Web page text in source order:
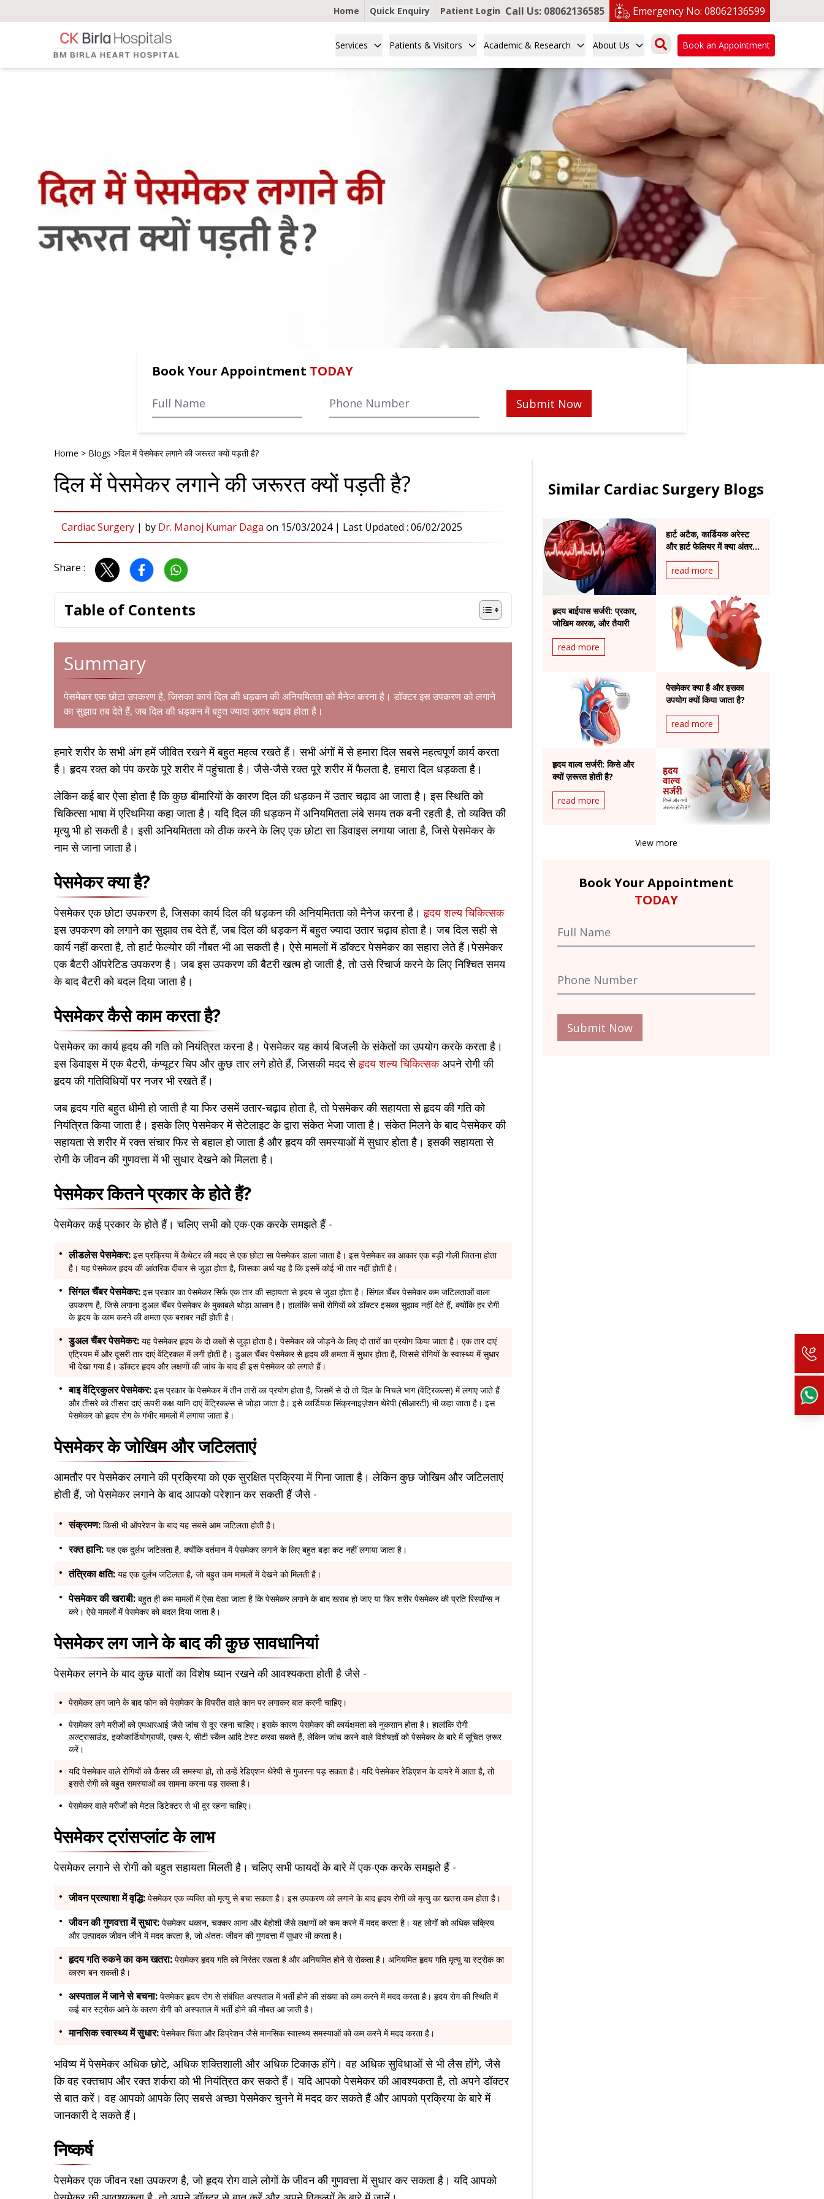
Home Quick Enquiry Patient Login Call Us: 08062136585 Emergency No: 08062136599
Services Patients & Visitors Academic & Research About Us Book an Appointment
Book Your Appointment TODAY
Submit Now
Home > Blogs >दिल में पेसमेकर लगाने की जरूरत क्यों पड़ती है?
दिल में पेसमेकर लगाने की जरूरत क्यों पड़ती है?
Cardiac Surgery | by Dr. Manoj Kumar Daga on 15/03/2024| Last Updated : 06/02/2025
Share :
Table of Contents
Summary
पेसमेकर एक छोटा उपकरण है, जिसका कार्य दिल की धड़कन की अनियमितता को मैनेज करना है। डॉक्टर इस उपकरण को लगाने
का सुझाव तब देते हैं, जब दिल की धड़कन में बहुत ज्यादा उतार चढ़ाव होता है।
हमारे शरीर के सभी अंग हमें जीवित रखने में बहुत महत्व रखते हैं। सभी अंगों में से हमारा दिल सबसे महत्वपूर्ण कार्य करता
है। हृदय रक्त को पंप करके पूरे शरीर में पहुंचाता है। जैसे-जैसे रक्त पूरे शरीर में फैलता है, हमारा दिल धड़कता है।
लेकिन कई बार ऐसा होता है कि कुछ बीमारियों के कारण दिल की धड़कन में उतार चढ़ाव आ जाता है। इस स्थिति को
चिकित्सा भाषा में एरिथमिया कहा जाता है। यदि दिल की धड़कन में अनियमितता लंबे समय तक बनी रहती है, तो व्यक्ति की
मृत्यु भी हो सकती है। इसी अनियमितता को ठीक करने के लिए एक छोटा सा डिवाइस लगाया जाता है, जिसे पेसमेकर के
नाम से जाना जाता है।
पेसमेकर क्या है?
पेसमेकर एक छोटा उपकरण है, जिसका कार्य दिल की धड़कन की अनियमितता को मैनेज करना है।हृदय शल्य चिकित्सक
इस उपकरण को लगाने का सुझाव तब देते हैं, जब दिल की धड़कन में बहुत ज्यादा उतार चढ़ाव होता है। जब दिल सही से
कार्य नहीं करता है, तो हार्ट फेल्योर की नौबत भी आ सकती है। ऐसे मामलों में डॉक्टर पेसमेकर का सहारा लेते हैं।पेसमेकर
एक बैटरी ऑपरेटिड उपकरण है। जब इस उपकरण की बैटरी खत्म हो जाती है, तो उसे रिचार्ज करने के लिए निश्चित समय
के बाद बैटरी को बदल दिया जाता है।
पेसमेकर कैसे काम करता है?
पेसमेकर का कार्य हृदय की गति को नियंत्रित करना है। पेसमेकर यह कार्य बिजली के संकेतों का उपयोग करके करता है।
इस डिवाइस में एक बैटरी, कंप्यूटर चिप और कुछ तार लगे होते हैं, जिसकी मदद सेहृदय शल्य चिकित्सकअपने रोगी की
हृदय की गतिविधियों पर नजर भी रखते हैं।
जब हृदय गति बहुत धीमी हो जाती है या फिर उसमें उतार-चढ़ाव होता है, तो पेसमेकर की सहायता से हृदय की गति को
नियंत्रित किया जाता है। इसके लिए पेसमेकर में सेटेलाइट के द्वारा संकेत भेजा जाता है। संकेत मिलने के बाद पेसमेकर की
सहायता से शरीर में रक्त संचार फिर से बहाल हो जाता है और हृदय की समस्याओं में सुधार होता है। इसकी सहायता से
रोगी के जीवन की गुणवत्ता में भी सुधार देखने को मिलता है।
पेसमेकर कितने प्रकार के होते हैं?
पेसमेकर कई प्रकार के होते हैं। चलिए सभी को एक-एक करके समझते हैं -
लीडलेस पेसमेकर: इस प्रक्रिया में कैथेटर की मदद से एक छोटा सा पेसमेकर डाला जाता है। इस पेसमेकर का आकार एक बड़ी गोली जितना होता
है। यह पेसमेकर हृदय की आंतरिक दीवार से जुड़ा होता है, जिसका अर्थ यह है कि इसमें कोई भी तार नहीं होती है।
सिंगल चैंबर पेसमेकर: इस प्रकार का पेसमेकर सिर्फ एक तार की सहायता से हृदय से जुड़ा होता है। सिंगल चैंबर पेसमेकर कम जटिलताओं वाला
उपकरण है, जिसे लगाना डुअल चैंबर पेसमेकर के मुकाबले थोड़ा आसान है। हालांकि सभी रोगियों को डॉक्टर इसका सुझाव नहीं देते हैं, क्योंकि हर रोगी
के हृदय के काम करने की क्षमता एक बराबर नहीं होती है।
डुअल चैंबर पेसमेकर: यह पेसमेकर हृदय के दो कक्षों से जुड़ा होता है। पेसमेकर को जोड़ने के लिए दो तारों का प्रयोग किया जाता है। एक तार दाएं
एट्रियम में और दूसरी तार दाएं वेंट्रिकल में लगी होती है। डुअल चैंबर पेसमेकर से हृदय की क्षमता में सुधार होता है, जिससे रोगियों के स्वास्थ्य में सुधार
भी देखा गया है। डॉक्टर हृदय और लक्षणों की जांच के बाद ही इस पेसमेकर को लगाते हैं।
बाइ वेंट्रिकुलर पेसमेकर: इस प्रकार के पेसमेकर में तीन तारों का प्रयोग होता है, जिसमें से दो तो दिल के निचले भाग (वेंट्रिकल्स) में लगाए जाते हैं
और तीसरे को तीसरा दाएं ऊपरी कक्ष यानि दाएं वेंट्रिकल्स से जोड़ा जाता है। इसे कार्डियक सिंक्रनाइज़ेशन थेरेपी (सीआरटी) भी कहा जाता है। इस
पेसमेकर को हृदय रोग के गंभीर मामलों में लगाया जाता है।
पेसमेकर के जोखिम और जटिलताएं
आमतौर पर पेसमेकर लगाने की प्रक्रिया को एक सुरक्षित प्रक्रिया में गिना जाता है। लेकिन कुछ जोखिम और जटिलताएं
होती हैं, जो पेसमेकर लगाने के बाद आपको परेशान कर सकती हैं जैसे -
संक्रमण: किसी भी ऑपरेशन के बाद यह सबसे आम जटिलता होती है।
रक्त हानि: यह एक दुर्लभ जटिलता है, क्योंकि वर्तमान में पेसमेकर लगाने के लिए बहुत बड़ा कट नहीं लगाया जाता है।
तंत्रिका क्षति: यह एक दुर्लभ जटिलता है, जो बहुत कम मामलों में देखने को मिलती है।
पेसमेकर की खराबी: बहुत ही कम मामलों में ऐसा देखा जाता है कि पेसमेकर लगाने के बाद खराब हो जाए या फिर शरीर पेसमेकर की प्रति रिस्पॉन्स न
करे। ऐसे मामलों में पेसमेकर को बदल दिया जाता है।
पेसमेकर लग जाने के बाद की कुछ सावधानियां
पेसमेकर लगने के बाद कुछ बातों का विशेष ध्यान रखने की आवश्यकता होती है जैसे -
पेसमेकर लग जाने के बाद फोन को पेसमेकर के विपरीत वाले कान पर लगाकर बात करनी चाहिए।
पेसमेकर लगे मरीजों को एमआरआई जैसे जांच से दूर रहना चाहिए। इसके कारण पेसमेकर की कार्यक्षमता को नुकसान होता है। हालांकि रोगी
अल्ट्रासाउंड, इकोकार्डियोग्राफी, एक्स-रे, सीटी स्कैन आदि टेस्ट करवा सकते हैं, लेकिन जांच करने वाले विशेषज्ञों को पेसमेकर के बारे में सूचित ज़रूर
करें।
यदि पेसमेकर वाले रोगियों को कैंसर की समस्या हो, तो उन्हें रेडिएशन थेरेपी से गुजरना पड़ सकता है। यदि पेसमेकर रेडिएशन के दायरे में आता है, तो
इससे रोगी को बहुत समस्याओं का सामना करना पड़ सकता है।
पेसमेकर वाले मरीजों को मेटल डिटेक्टर से भी दूर रहना चाहिए।
पेसमेकर ट्रांसप्लांट के लाभ
पेसमेकर लगाने से रोगी को बहुत सहायता मिलती है। चलिए सभी फायदों के बारे में एक-एक करके समझते हैं -
जीवन प्रत्याशा में वृद्धि: पेसमेकर एक व्यक्ति को मृत्यु से बचा सकता है। इस उपकरण को लगाने के बाद हृदय रोगी को मृत्यु का खतरा कम होता है।
जीवन की गुणवत्ता में सुधार: पेसमेकर थकान, चक्कर आना और बेहोशी जैसे लक्षणों को कम करने में मदद करता है। यह लोगों को अधिक सक्रिय
और उत्पादक जीवन जीने में मदद करता है, जो अंततः जीवन की गुणवत्ता में सुधार भी करता है।
हृदय गति रुकने का कम खतरा: पेसमेकर हृदय गति को निरंतर रखता है और अनियमित होने से रोकता है। अनियमित हृदय गति मृत्यु या स्ट्रोक का
कारण बन सकती है।
अस्पताल में जाने से बचना: पेसमेकर हृदय रोग से संबंधित अस्पताल में भर्ती होने की संख्या को कम करने में मदद करता है। हृदय रोग की स्थिति में
कई बार स्ट्रोक आने के कारण रोगी को अस्पताल में भर्ती होने की नौबत आ जाती है।
मानसिक स्वास्थ्य में सुधार: पेसमेकर चिंता और डिप्रेशन जैसे मानसिक स्वास्थ्य समस्याओं को कम करने में मदद करता है।
भविष्य में पेसमेकर अधिक छोटे, अधिक शक्तिशाली और अधिक टिकाऊ होंगे। वह अधिक सुविधाओं से भी लैस होंगे, जैसे
कि वह रक्तचाप और रक्त शर्करा को भी नियंत्रित कर सकते हैं। यदि आपको पेसमेकर की आवश्यकता है, तो अपने डॉक्टर
से बात करें। वह आपको आपके लिए सबसे अच्छा पेसमेकर चुनने में मदद कर सकते हैं और आपको प्रक्रिया के बारे में
जानकारी दे सकते हैं।
निष्कर्ष
पेसमेकर एक जीवन रक्षा उपकरण है, जो हृदय रोग वाले लोगों के जीवन की गुणवत्ता में सुधार कर सकता है। यदि आपको
Similar Cardiac Surgery Blogs
हार्ट अटैक, कार्डियक अरेस्ट
और हार्ट फेलियर में क्या अंतर
read more
हृदय बाईपास सर्जरी: प्रकार,
जोखिम कारक, और तैयारी
read more
पेसमेकर क्या है और इसका
उपयोग क्यों किया जाता है?
read more
हृदय वाल्व सर्जरी: किसे और
क्यों ज़रूरत होती है?
read more
View more
Book Your Appointment
TODAY
Submit Now